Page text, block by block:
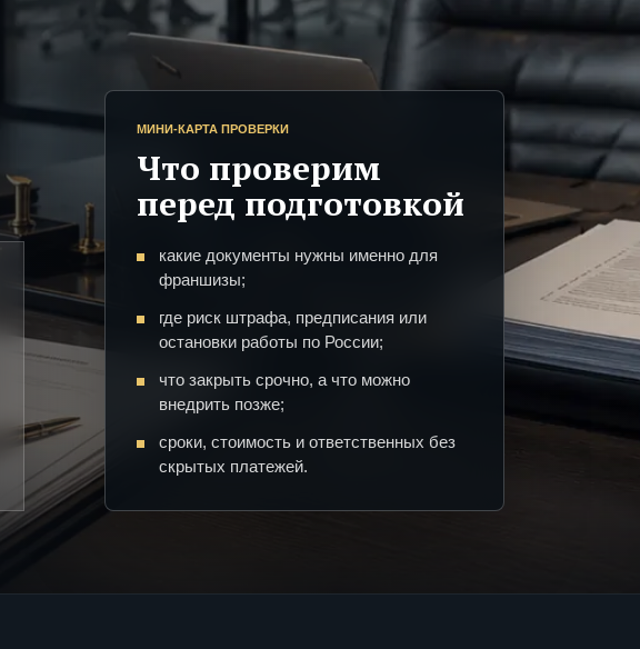
МИНИ-КАРТА ПРОВЕРКИ
Что проверим
перед подготовкой
какие документы нужны именно для
франшизы;
где риск штрафа, предписания или
остановки работы по России;
что закрыть срочно, а что можно
внедрить позже;
сроки, стоимость и ответственных без
скрытых платежей.